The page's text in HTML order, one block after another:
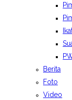
Berita
Foto
Video